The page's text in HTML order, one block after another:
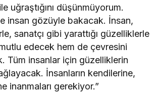
uğraştığını düşünmüyorum.
insan gözüyle bakacak. İnsan,
sanatçı gibi yarattığı güzelliklerle
edecek hem de çevresini
Tüm insanlar için güzelliklerin
İnsanların kendilerine,
inanmaları gerekiyor.”